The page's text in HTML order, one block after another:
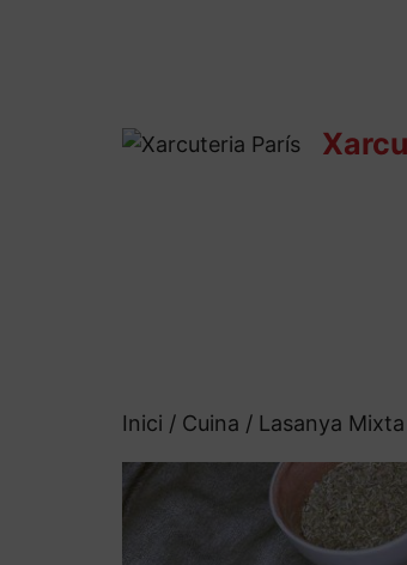
Inici / Cuina / Lasanya Mixta